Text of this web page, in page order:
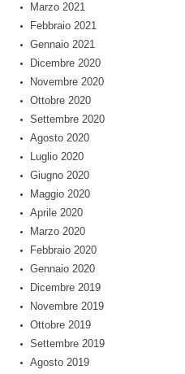
Marzo 2021
Febbraio 2021
Gennaio 2021
Dicembre 2020
Novembre 2020
Ottobre 2020
Settembre 2020
Agosto 2020
Luglio 2020
Giugno 2020
Maggio 2020
Aprile 2020
Marzo 2020
Febbraio 2020
Gennaio 2020
Dicembre 2019
Novembre 2019
Ottobre 2019
Settembre 2019
Agosto 2019